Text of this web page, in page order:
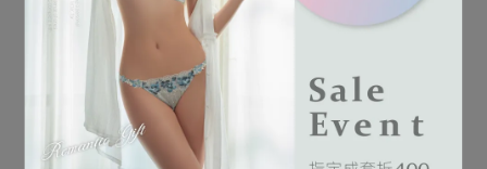
Add to Cart Add to Cart